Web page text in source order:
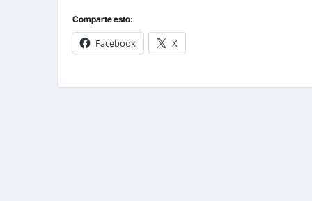
r
Comparte esto:
Facebook X